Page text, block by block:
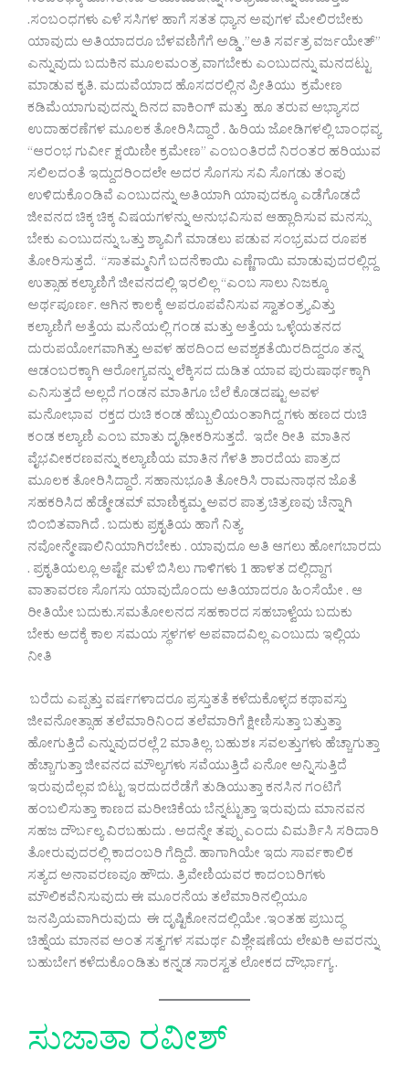
.ಸಂಬಂಧಗಳು ಎಳೆ ಸಸಿಗಳ ಹಾಗೆ ಸತತ ಧ್ಯಾನ ಅವುಗಳ ಮೇಲಿರಬೇಕು
ಯಾವುದು ಅತಿಯಾದರೂ ಬೆಳವಣಿಗೆಗೆ ಅಡ್ಡಿ .”ಅತಿ ಸರ್ವತ್ರ ವರ್ಜಯೇತ್”
ಎನ್ನುವುದು ಬದುಕಿನ ಮೂಲಮಂತ್ರ ವಾಗಬೇಕು ಎಂಬುದನ್ನು ಮನದಟ್ಟು
ಮಾಡುವ ಕೃತಿ. ಮದುವೆಯಾದ ಹೊಸದರಲ್ಲಿನ ಪ್ರೀತಿಯು ಕ್ರಮೇಣ
ಕಡಿಮೆಯಾಗುವುದನ್ನು ದಿನದ ವಾಕಿಂಗ್ ಮತ್ತು ಹೂ ತರುವ ಅಭ್ಯಾಸದ
ಉದಾಹರಣೆಗಳ ಮೂಲಕ ತೋರಿಸಿದ್ದಾರೆ . ಹಿರಿಯ ಜೋಡಿಗಳಲ್ಲಿ ಬಾಂಧವ್ಯ
“ಆರಂಭ ಗುರ್ವೀ ಕ್ಷಯಿಣೀ ಕ್ರಮೇಣ” ಎಂಬಂತಿರದೆ ನಿರಂತರ ಹರಿಯುವ
ಸಲಿಲದಂತೆ ಇದ್ದುದರಿಂದಲೇ ಅದರ ಸೊಗಸು ಸವಿ ಸೊಗಡು ತಂಪು
ಉಳಿದುಕೊಂಡಿವೆ ಎಂಬುದನ್ನು ಅತಿಯಾಗಿ ಯಾವುದಕ್ಕೂ ಎಡೆಗೊಡದೆ
ಜೀವನದ ಚಿಕ್ಕ ಚಿಕ್ಕ ವಿಷಯಗಳನ್ನು ಅನುಭವಿಸುವ ಆಹ್ಲಾದಿಸುವ ಮನಸ್ಸು
ಬೇಕು ಎಂಬುದನ್ನು ಒತ್ತು ಶ್ಯಾವಿಗೆ ಮಾಡಲು ಪಡುವ ಸಂಭ್ರಮದ ರೂಪಕ
ತೋರಿಸುತ್ತದೆ. “ಸಾತಮ್ಮನಿಗೆ ಬದನೆಕಾಯಿ ಎಣ್ಣೆಗಾಯಿ ಮಾಡುವುದರಲ್ಲಿದ್ದ
ಉತ್ಸಾಹ ಕಲ್ಯಾಣಿಗೆ ಜೀವನದಲ್ಲಿ ಇರಲಿಲ್ಲ “ಎಂಬ ಸಾಲು ನಿಜಕ್ಕೂ
ಅರ್ಥಪೂರ್ಣ. ಆಗಿನ ಕಾಲಕ್ಕೆ ಅಪರೂಪವೆನಿಸುವ ಸ್ವಾತಂತ್ರ್ಯವಿತ್ತು
ಕಲ್ಯಾಣಿಗೆ ಅತ್ತೆಯ ಮನೆಯಲ್ಲಿ ಗಂಡ ಮತ್ತು ಅತ್ತೆಯ ಒಳ್ಳೆಯತನದ
ದುರುಪಯೋಗವಾಗಿತ್ತು ಅವಳ ಹಠದಿಂದ ಅವಶ್ಯಕತೆಯಿರದಿದ್ದರೂ ತನ್ನ
ಆಡಂಬರಕ್ಕಾಗಿ ಆರೋಗ್ಯವನ್ನು ಲೆಕ್ಕಿಸದ ದುಡಿತ ಯಾವ ಪುರುಷಾರ್ಥಕ್ಕಾಗಿ
ಎನಿಸುತ್ತದೆ ಅಲ್ಲದೆ ಗಂಡನ ಮಾತಿಗೂ ಬೆಲೆ ಕೊಡದಷ್ಟು ಅವಳ
ಮನೋಭಾವ ರಕ್ತದ ರುಚಿ ಕಂಡ ಹೆಬ್ಬುಲಿಯಂತಾಗಿದ್ದ ಗಳು ಹಣದ ರುಚಿ
ಕಂಡ ಕಲ್ಯಾಣಿ ಎಂಬ ಮಾತು ದೃಢೀಕರಿಸುತ್ತದೆ. ಇದೇ ರೀತಿ ಮಾತಿನ
ವೈಭವೀಕರಣವನ್ನು ಕಲ್ಯಾಣಿಯ ಮಾತಿನ ಗೆಳತಿ ಶಾರದೆಯ ಪಾತ್ರದ
ಮೂಲಕ ತೋರಿಸಿದ್ದಾರೆ. ಸಹಾನುಭೂತಿ ತೋರಿಸಿ ರಾಮನಾಥನ ಜೊತೆ
ಸಹಕರಿಸಿದ ಹೆಡ್ಮೇಡಮ್ ಮಾಣಿಕ್ಯಮ್ಮ ಅವರ ಪಾತ್ರ ಚಿತ್ರಣವು ಚೆನ್ನಾಗಿ
ಬಿಂಬಿತವಾಗಿದೆ . ಬದುಕು ಪ್ರಕೃತಿಯ ಹಾಗೆ ನಿತ್ಯ
ನವೋನ್ಮೇಷಾಲಿನಿಯಾಗಿರಬೇಕು . ಯಾವುದೂ ಅತಿ ಆಗಲು ಹೋಗಬಾರದು
. ಪ್ರಕೃತಿಯಲ್ಲೂ ಅಷ್ಟೇ ಮಳೆ ಬಿಸಿಲು ಗಾಳಿಗಳು 1 ಹಾಳತ ದಲ್ಲಿದ್ದಾಗ
ವಾತಾವರಣ ಸೊಗಸು ಯಾವುದೊಂದು ಅತಿಯಾದರೂ ಹಿಂಸೆಯೇ . ಆ
ರೀತಿಯೇ ಬದುಕು.ಸಮತೋಲನದ ಸಹಕಾರದ ಸಹಬಾಳ್ವೆಯ ಬದುಕು
ಬೇಕು ಅದಕ್ಕೆ ಕಾಲ ಸಮಯ ಸ್ಥಳಗಳ ಅಪವಾದವಿಲ್ಲ ಎಂಬುದು ಇಲ್ಲಿಯ
ನೀತಿ
ಬರೆದು ಎಪ್ಪತ್ತು ವರ್ಷಗಳಾದರೂ ಪ್ರಸ್ತುತತೆ ಕಳೆದುಕೊಳ್ಳದ ಕಥಾವಸ್ತು
ಜೀವನೋತ್ಸಾಹ ತಲೆಮಾರಿನಿಂದ ತಲೆಮಾರಿಗೆ ಕ್ಷೀಣಿಸುತ್ತಾ ಬತ್ತುತ್ತಾ
ಹೋಗುತ್ತಿದೆ ಎನ್ನುವುದರಲ್ಲೆ 2 ಮಾತಿಲ್ಲ. ಬಹುಶಃ ಸವಲತ್ತುಗಳು ಹೆಚ್ಚಾಗುತ್ತಾ
ಹೆಚ್ಚಾಗುತ್ತಾ ಜೀವನದ ಮೌಲ್ಯಗಳು ಸವೆಯುತ್ತಿದೆ ಏನೋ ಅನ್ನಿಸುತ್ತಿದೆ
ಇರುವುದೆಲ್ಲವ ಬಿಟ್ಟು ಇರದುದರೆಡೆಗೆ ತುಡಿಯುತ್ತಾ ಕನಸಿನ ಗಂಟಿಗೆ
ಹಂಬಲಿಸುತ್ತಾ ಕಾಣದ ಮರೀಚಿಕೆಯ ಬೆನ್ನಟ್ಟುತ್ತಾ ಇರುವುದು ಮಾನವನ
ಸಹಜ ದೌರ್ಬಲ್ಯ ವಿರಬಹುದು . ಅದನ್ನೇ ತಪ್ಪು ಎಂದು ವಿಮರ್ಶಿಸಿ ಸರಿದಾರಿ
ತೋರುವುದರಲ್ಲಿ ಕಾದಂಬರಿ ಗೆದ್ದಿದೆ. ಹಾಗಾಗಿಯೇ ಇದು ಸಾರ್ವಕಾಲಿಕ
ಸತ್ಯದ ಅನಾವರಣವೂ ಹೌದು. ತ್ರಿವೇಣಿಯವರ ಕಾದಂಬರಿಗಳು
ಮೌಲಿಕವೆನಿಸುವುದು ಈ ಮೂರನೆಯ ತಲೆಮಾರಿನಲ್ಲಿಯೂ
ಜನಪ್ರಿಯವಾಗಿರುವುದು ಈ ದೃಷ್ಟಿಕೋನದಲ್ಲಿಯೇ .ಇಂತಹ ಪ್ರಬುದ್ಧ
ಚಿಹ್ನೆಯ ಮಾನವ ಅಂತ ಸತ್ವಗಳ ಸಮರ್ಥ ವಿಶ್ಲೇಷಣೆಯ ಲೇಖಕಿ ಅವರನ್ನು
ಬಹುಬೇಗ ಕಳೆದುಕೊಂಡಿತು ಕನ್ನಡ ಸಾರಸ್ವತ ಲೋಕದ ದೌರ್ಭಾಗ್ಯ .
ಸುಜಾತಾ ರವೀಶ್